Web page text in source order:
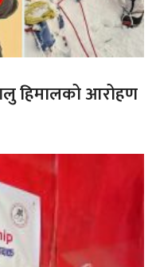
हिमालको आरोहण